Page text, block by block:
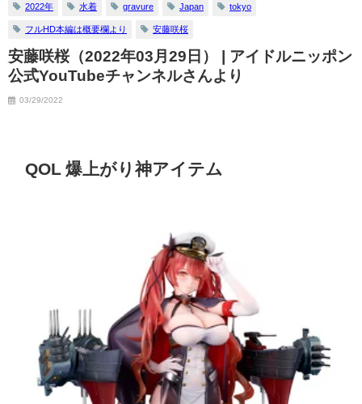
2022年 水着 gravure Japan tokyo
フルHD本編は概要欄より 安藤咲桜
安藤咲桜（2022年03月29日） | アイドルニッポン
公式YouTubeチャンネルさんより
03/29/2022
QOL 爆上がり神アイテム